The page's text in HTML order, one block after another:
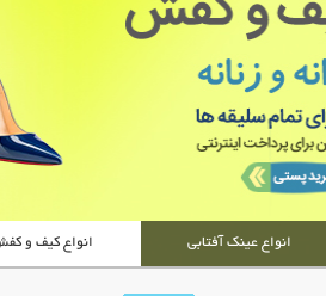
انواع عینک آفتابی انواع کیف و